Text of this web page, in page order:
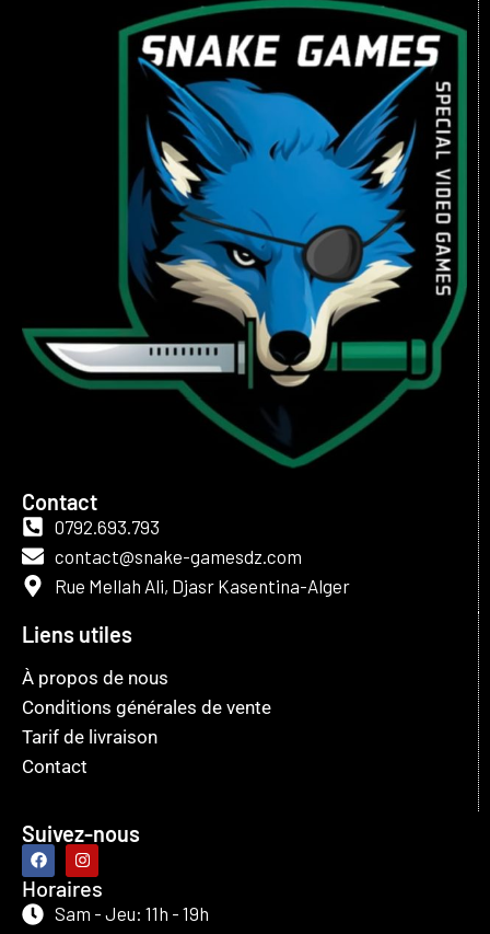
Contact
0792.693.793
contact@snake-gamesdz.com
Rue Mellah Ali, Djasr Kasentina-Alger
Liens utiles
À propos de nous
Conditions générales de vente
Tarif de livraison
Contact
Suivez-nous
Horaires
Sam - Jeu: 11h - 19h